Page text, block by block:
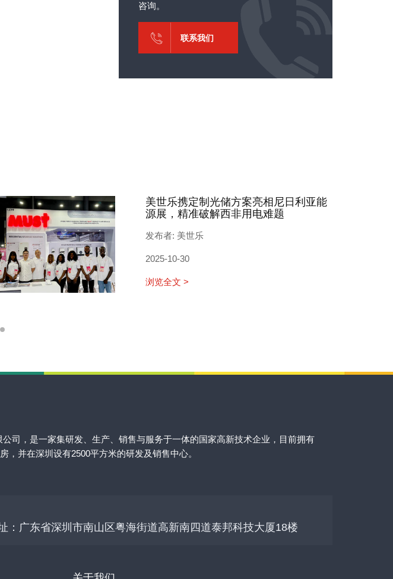
咨询。
联系我们
美世乐携定制光储方案亮相尼日利亚能
源展，精准破解西非用电难题
发布者: 美世乐
2025-10-30
浏览全文 >
司，是一家集研发、生产、销售与服务于一体的国家高新技术企业，目前拥有
，并在深圳设有2500平方米的研发及销售中心。
：广东省深圳市南山区粤海街道高新南四道泰邦科技大厦18楼